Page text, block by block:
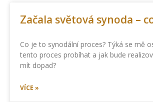
Začala světová synoda –
Co je to synodální proces? Týká se mě
tento proces probíhat a jak bude
mít dopad?
VÍCE »